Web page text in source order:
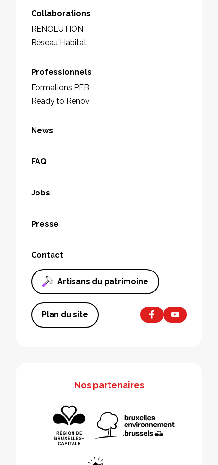
Collaborations
RENOLUTION
Réseau Habitat
Professionnels
Formations PEB
Ready to Renov
News
FAQ
Jobs
Presse
Contact
Artisans du patrimoine
Plan du site
Nos partenaires